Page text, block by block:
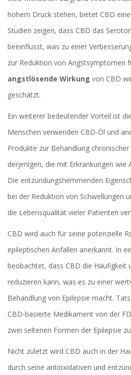
hohem Druck stehen, bietet CBD
Studien zeigen, dass CBD das
beeinflusst, was zu einer
zur Reduktion von Angstsymptomen
angstlösende Wirkung von CBD
geschätzt.
Ein weiterer bedeutender Vorteil ist
Menschen verwenden CBD-Öl und
Produkte zur Behandlung
derjenigen, die mit Erkrankungen wie
Die entzündungshemmenden
bei der Reduktion von Schwellungen
die Lebensqualität vieler Patienten
CBD wird auch für seine potenzielle
epileptischen Anfällen anerkannt. In
beobachtet, dass CBD die Häufigkeit
reduzieren kann, was es zu einer
Behandlung von Epilepsie macht.
CBD-basierte Medikament von der
zwei seltenen Formen der Epilepsie
Nicht zuletzt wird CBD auch in der
durch seine antioxidativen und